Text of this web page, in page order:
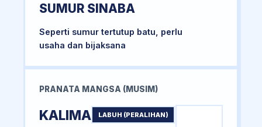
SUMUR SINABA
Seperti sumur tertutup batu, perlu
usaha dan bijaksana
PRANATA MANGSA (MUSIM)
KALIMA LABUH (PERALIHAN)